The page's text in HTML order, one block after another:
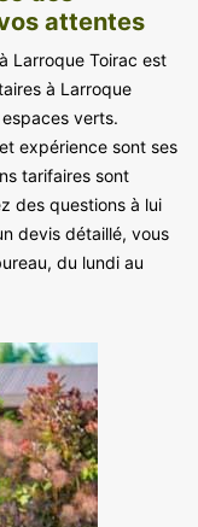
attentes
Larroque Toirac est
à Larroque
verts.
expérience sont ses
tarifaires sont
des questions à lui
devis détaillé, vous
du lundi au